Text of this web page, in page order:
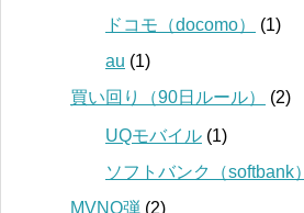
ドコモ（docomo）
(1)
au (1)
買い回り（90日ルール）
(2)
UQモバイル (1)
ソフトバンク（softbank）
MVNO弾 (2)